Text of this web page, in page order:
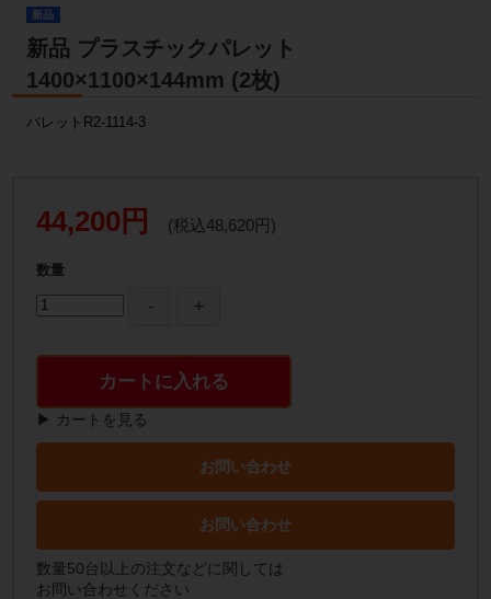
新品
新品 プラスチックパレット
1400×1100×144mm (2枚)
パレットR2-1114-3
44,200円 (税込48,620円)
数量
カートに入れる
▶ カートを見る
お問い合わせ
お問い合わせ
数量50台以上の注文などに関しては
お問い合わせください